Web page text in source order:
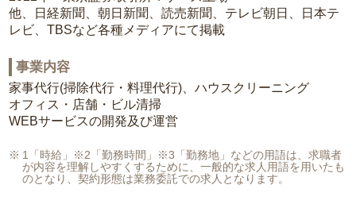
他、日経新聞、朝日新聞、読売新聞、テレビ朝日、日本テ
レビ、TBSなど各種メディアにて掲載
事業内容
家事代行(掃除代行・料理代行)、ハウスクリーニング
オフィス・店舗・ビル清掃
WEBサービスの開発及び運営
1「時給」※2「勤務時間」※3「勤務地」などの用語は、求職者
が内容を理解しやすくするために、一般的な求人用語を用いたも
のとなり、契約形態は業務委託での求人となります。